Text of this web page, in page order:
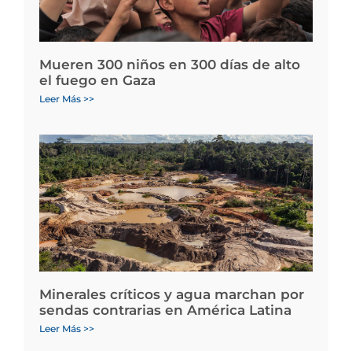
Mueren 300 niños en 300 días de alto
el fuego en Gaza
Leer Más >>
Minerales críticos y agua marchan por
sendas contrarias en América Latina
Leer Más >>